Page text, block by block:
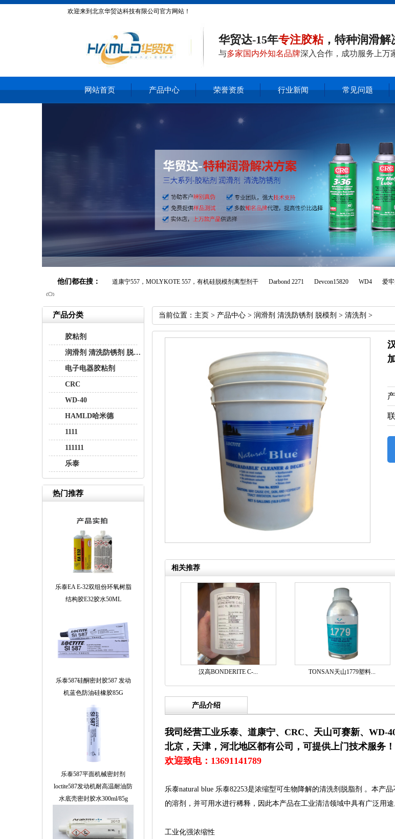
欢迎来到北京华贸达科技有限公司官方网站！
华贸达-15年专注胶粘，特种润滑解
与多家国内外知名品牌深入合作，成功服务上万
网站首页 产品中心 荣誉资质 行业新闻 常见问题
他们都在搜： 道康宁557，MOLYKOTE 557，有机硅脱模剂离型剂干 Darbond 2271 Devcon15820 WD4 爱
西卡205，清洁剂sika Aktivator-205表面活 德邦2290
产品分类
胶粘剂
润滑剂 清洗防锈剂 脱模剂
电子电器胶粘剂
CRC
WD-40
HAMLD哈米德
1111
111111
乐泰
热门推荐
乐泰EA E-32双组份环氧树脂
结构胶E32胶水50ML
乐泰587硅酮密封胶587 发动
机蓝色防油硅橡胶85G
乐泰587平面机械密封剂
loctite587发动机耐高温耐油防
水底壳密封胶水300ml/85g
当前位置：主页 > 产品中心 > 润滑剂 清洗防锈剂 脱模剂 > 清洗剂 >
相关推荐
汉高BONDERITE C-... TONSAN天山1779塑料...
产品介绍
我司经营工业乐泰、道康宁、CRC、天山可赛新、WD-
北京，天津，河北地区都有公司，可提供上门技术服务！
欢迎致电： 13691141789
乐泰natural blue 乐泰82253是浓缩型可生物降解的清洗剂脱脂剂 。本产
的溶剂，并可用水进行稀释，因此本产品在工业清洁领域中具有广泛用途
工业化强浓缩性